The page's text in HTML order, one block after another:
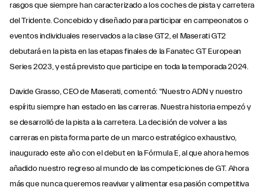
rasgos que siempre han caracterizado a los coches de pista y carretera
del Tridente. Concebido y diseñado para participar en campeonatos o
eventos individuales reservados a la clase GT2, el Maserati GT2
debutará en la pista en las etapas finales de la Fanatec GT European
Series 2023, y está previsto que participe en toda la temporada 2024.
Davide Grasso, CEO de Maserati, comentó: "Nuestro ADN y nuestro
espíritu siempre han estado en las carreras. Nuestra historia empezó y
se desarrolló de la pista a la carretera. La decisión de volver a las
carreras en pista forma parte de un marco estratégico exhaustivo,
inaugurado este año con el debut en la Fórmula E, al que ahora hemos
añadido nuestro regreso al mundo de las competiciones de GT. Ahora
más que nunca queremos reavivar y alimentar esa pasión competitiva